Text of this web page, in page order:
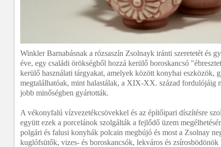
Winkler Barnabásnak a rózsaszín Zsolnayk iránti szeretetét és
éve, egy családi örökségből hozzá kerülő boroskancsó
kerülő használati tárgyakat, amelyek között konyhai eszközök,
megtalálhatóak, mint halastálak, a XIX-XX. század fordulójáig
jobb minőségben gyártották.
A vékonyfalú vízvezetékcsövekkel és az építőipari díszítésre
együtt ezek a porcelánok szolgálták a fejlődő üzem
polgári és falusi konyhák polcain megbújó és most a Zsolnay
kuglófsütők, vizes- és boroskancsók, lekváros és